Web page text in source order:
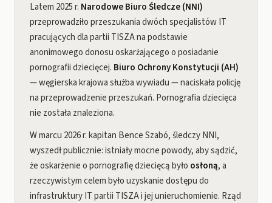
Latem 2025 r. Narodowe Biuro Śledcze (NNI)
przeprowadziło przeszukania dwóch specjalistów IT
pracujących dla partii TISZA na podstawie
anonimowego donosu oskarżającego o posiadanie
pornografii dziecięcej. Biuro Ochrony Konstytucji (AH)
— węgierska krajowa służba wywiadu — naciskała policję
na przeprowadzenie przeszukań. Pornografia dziecięca
nie została znaleziona.
W marcu 2026 r. kapitan Bence Szabó, śledczy NNI,
wyszedł publicznie: istniały mocne powody, aby sądzić,
że oskarżenie o pornografię dziecięcą było osłoną, a
rzeczywistym celem było uzyskanie dostępu do
infrastruktury IT partii TISZA i jej unieruchomienie. Rząd